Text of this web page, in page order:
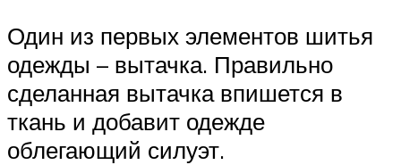
Один из первых элементов шитья
одежды – вытачка. Правильно
сделанная вытачка впишется в
ткань и добавит одежде
облегающий силуэт.